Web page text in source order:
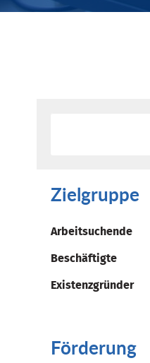
Zielgruppe
Arbeitsuchende
Beschäftigte
Existenzgründer
Förderung